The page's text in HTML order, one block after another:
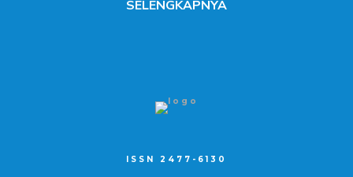
SELENGKAPNYA
ISSN 2477-6130